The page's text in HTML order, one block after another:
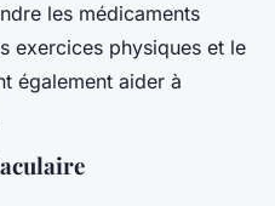
les médicaments
exercices physiques et le
également aider à